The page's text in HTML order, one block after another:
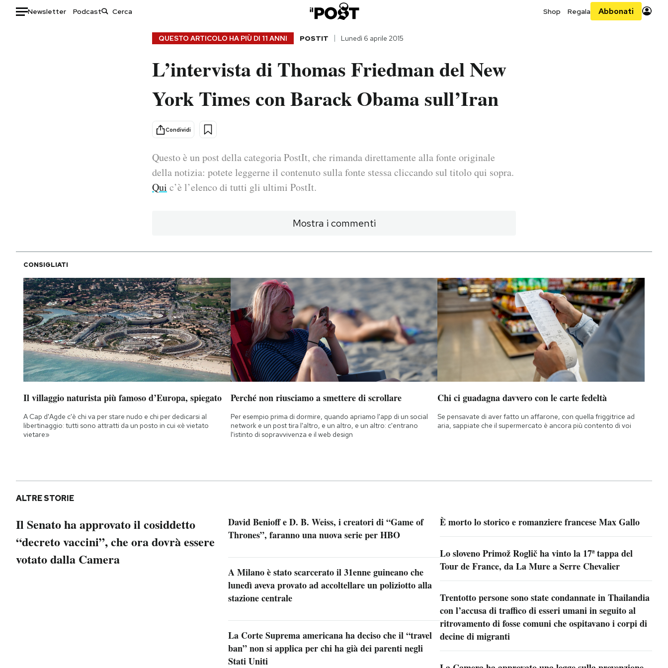
Newsletter Podcast Shop Regala Abbonati
Storie/Idee
Ok Boomer!
Altrecose
I MIEI PREFERITI
SHOP
CALENDARIO
AREA PERSONALE
Area Personale
Hai bisogno di aiuto?
QUESTO ARTICOLO HA PIÙ DI 11 ANNI POSTIT Lunedì 6 aprile 2015
L’intervista di Thomas Friedman del New
York Times con Barack Obama sull’Iran
Condividi
Questo è un post della categoria PostIt, che rimanda direttamente alla fonte originale
della notizia: potete leggerne il contenuto sulla fonte stessa cliccando sul titolo qui sopra.
Qui c’è l’elenco di tutti gli ultimi PostIt.
Mostra i commenti
CONSIGLIATI
Il villaggio naturista più famoso d’Europa, spiegato
A Cap d'Agde c'è chi va per stare nudo e chi per dedicarsi al
libertinaggio: tutti sono attratti da un posto in cui «è vietato
vietare»
Perché non riusciamo a smettere di scrollare
Per esempio prima di dormire, quando apriamo l'app di un social
network e un post tira l'altro, e un altro, e un altro: c'entrano
l'istinto di sopravvivenza e il web design
Chi ci guadagna davvero con le carte fedeltà
Se pensavate di aver fatto un affarone, con quella friggitrice ad
aria, sappiate che il supermercato è ancora più contento di voi
ALTRE STORIE
Il Senato ha approvato il cosiddetto
“decreto vaccini”, che ora dovrà essere
votato dalla Camera
David Benioff e D. B. Weiss, i creatori di “Game of
Thrones”, faranno una nuova serie per HBO
A Milano è stato scarcerato il 31enne guineano che
lunedì aveva provato ad accoltellare un poliziotto alla
stazione centrale
La Corte Suprema americana ha deciso che il “travel
ban” non si applica per chi ha già dei parenti negli
Stati Uniti
È morto lo storico e romanziere francese Max Gallo
Lo sloveno Primož Roglič ha vinto la 17ª tappa del
Tour de France, da La Mure a Serre Chevalier
Trentotto persone sono state condannate in Thailandia
con l’accusa di traffico di esseri umani in seguito al
ritrovamento di fosse comuni che ospitavano i corpi di
decine di migranti